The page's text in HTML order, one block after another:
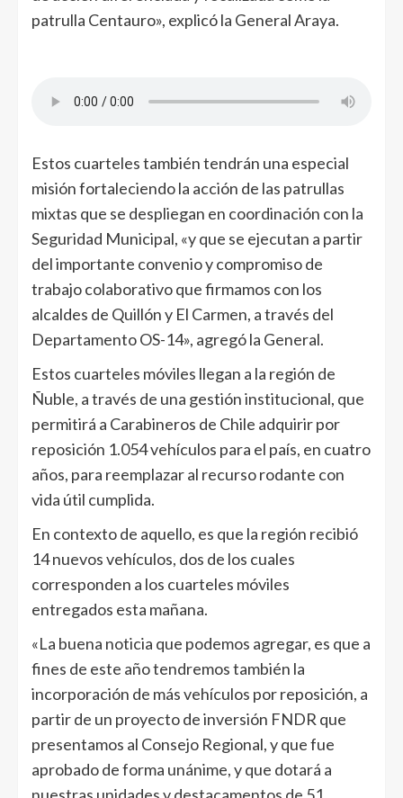
patrulla Centauro», explicó la General Araya.
Estos cuarteles también tendrán una especial
misión fortaleciendo la acción de las patrullas
mixtas que se despliegan en coordinación con la
Seguridad Municipal, «y que se ejecutan a partir
del importante convenio y compromiso de
trabajo colaborativo que firmamos con los
alcaldes de Quillón y El Carmen, a través del
Departamento OS-14», agregó la General.
Estos cuarteles móviles llegan a la región de
Ñuble, a través de una gestión institucional, que
permitirá a Carabineros de Chile adquirir por
reposición 1.054 vehículos para el país, en cuatro
años, para reemplazar al recurso rodante con
vida útil cumplida.
En contexto de aquello, es que la región recibió
14 nuevos vehículos, dos de los cuales
corresponden a los cuarteles móviles
entregados esta mañana.
«La buena noticia que podemos agregar, es que a
fines de este año tendremos también la
incorporación de más vehículos por reposición, a
partir de un proyecto de inversión FNDR que
presentamos al Consejo Regional, y que fue
aprobado de forma unánime, y que dotará a